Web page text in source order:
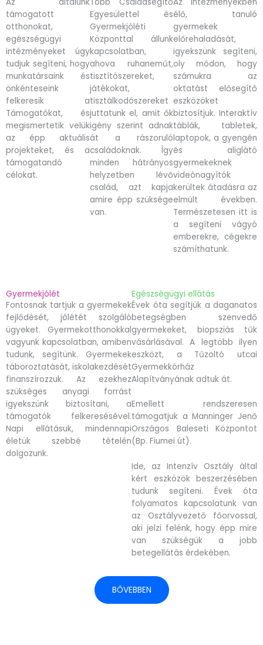
támogatott
otthonokat,
egészségügyi
intézményeket úgy
tudjuk segíteni, hogy
munkatársaink és
önkénteseink
felkeresik a
Támogatókat, és
megismertetik velük
az épp aktuális
projekteket, és a
támogatandó
célokat.
Egyesülettel és
Gyermekjóléti
Központtal állunk
kapcsolatban,
ahova ruhaneműt,
tisztítószereket,
játékokat,
tisztálkodószereket
juttatunk el, amit ők
igény szerint adnak
át a rászoruló
családoknak. Így
minden hátrányos
helyzetben lévő
család, azt kapja
amire épp szüksége
van.
élő, tanuló
gyermekek
előrehaladását,
igyekszünk segíteni,
oly módon, hogy
számukra az
oktatást elősegítő
eszközöket
biztosítjuk. Interaktív
táblák, tabletek,
laptopok, a gyengén
és aliglátó
gyermekeknek
videónagyítók
kerültek átadásra az
elmúlt években.
Természetesen itt is
a segíteni vágyó
emberekre, cégekre
számíthatunk.
Gyermekjólét
Fontosnak tartjuk a gyermekek
fejlődését, jólétét szolgáló
ügyeket. Gyermekotthonokkal
vagyunk kapcsolatban, amiben
tudunk, segítünk. Gyermekek
táboroztatását, iskolakezdését
finanszírozzuk. Az ezekhez
szükséges anyagi forrást
igyekszünk biztosítani, a
támogatók felkeresésével.
Napi ellátásuk, mindennapi
életük szebbé tételén
dolgozunk.
Egészségügyi ellátás
Évek óta segítjük a daganatos
betegségben szenvedő
gyermekeket, biopsziás tűk
vásárlásával. A legtöbb ilyen
eszközt, a Tűzoltó utcai
Gyermekkórház
Alapítványának adtuk át.
Emellett rendszeresen
támogatjuk a Manninger Jenő
Országos Baleseti Központot
(Bp. Fiumei út).
Ide, az Intenzív Osztály által
kért eszközök beszerzésében
tudunk segíteni. Évek óta
folyamatos kapcsolatunk van
az Osztályvezető főorvossal,
aki jelzi felénk, hogy épp mire
van szükségük a jobb
betegellátás érdekében.
BŐVEBBEN